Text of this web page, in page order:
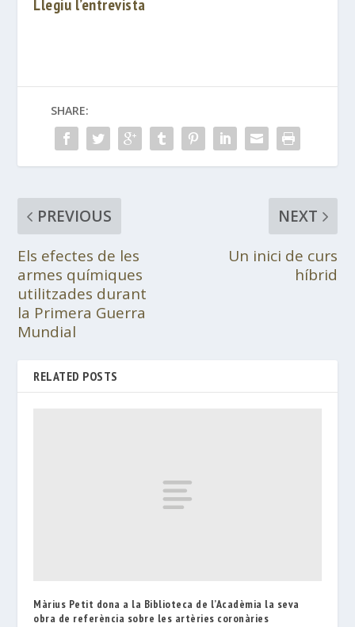
Llegiu l’entrevista
SHARE:
PREVIOUS
Els efectes de les
armes químiques
utilitzades durant
la Primera Guerra
Mundial
NEXT
Un inici de curs
híbrid
RELATED POSTS
Màrius Petit dona a la Biblioteca de l’Acadèmia la seva
obra de referència sobre les artèries coronàries